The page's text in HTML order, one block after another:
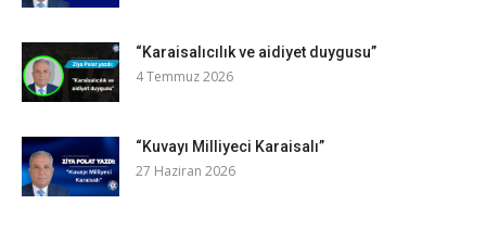
“Karaisalıcılık ve aidiyet duygusu”
4 Temmuz 2026
“Kuvayı Milliyeci Karaisalı”
27 Haziran 2026